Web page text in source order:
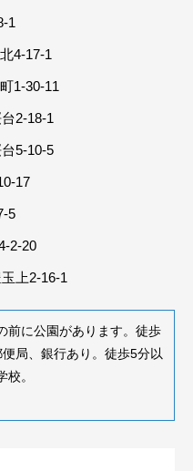
1
4-17-1
1-30-11
2-18-1
5-10-5
17
5
2-20
上2-16-1
前に公園があります。徒歩
局、銀行あり。徒歩5分以
。